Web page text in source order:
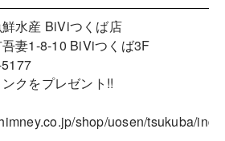
水産 BiViつくば店
妻1-8-10 BiViつくば3F
クをプレゼント!!
shop/uosen/tsukuba/